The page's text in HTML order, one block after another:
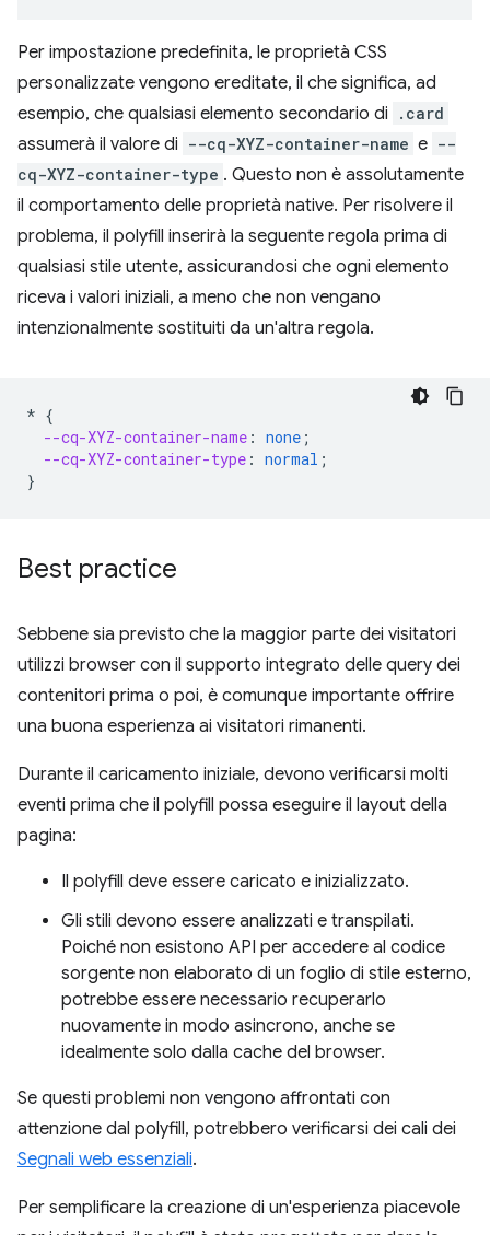
Per impostazione predefinita, le proprietà CSS
personalizzate vengono ereditate, il che significa, ad
esempio, che qualsiasi elemento secondario di
.card
assumerà il valore di --cq-XYZ-container-name e --
cq-XYZ-container-type . Questo non è assolutamente
il comportamento delle proprietà native. Per risolvere il
problema, il polyfill inserirà la seguente regola prima di
qualsiasi stile utente, assicurandosi che ogni elemento
riceva i valori iniziali, a meno che non vengano
intenzionalmente sostituiti da un'altra regola.
* {
--cq-XYZ-container-name : none ;
--cq-XYZ-container-type : normal ;
}
Best practice
Sebbene sia previsto che la maggior parte dei visitatori
utilizzi browser con il supporto integrato delle query dei
contenitori prima o poi, è comunque importante offrire
una buona esperienza ai visitatori rimanenti.
Durante il caricamento iniziale, devono verificarsi molti
eventi prima che il polyfill possa eseguire il layout della
pagina:
Il polyfill deve essere caricato e inizializzato.
Gli stili devono essere analizzati e transpilati.
Poiché non esistono API per accedere al codice
sorgente non elaborato di un foglio di stile esterno,
potrebbe essere necessario recuperarlo
nuovamente in modo asincrono, anche se
idealmente solo dalla cache del browser.
Se questi problemi non vengono affrontati con
attenzione dal polyfill, potrebbero verificarsi dei cali dei
Segnali web essenziali.
Per semplificare la creazione di un'esperienza piacevole